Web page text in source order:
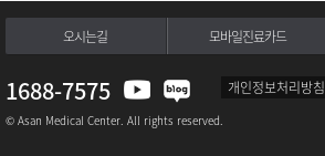
오시는길 모바일진료카드
1688-7575 개인정보처리방침
© Asan Medical Center. All rights reserved.